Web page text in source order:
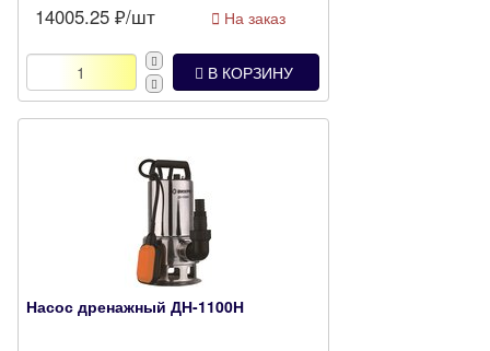
14005.25 ₽/шт На заказ
В КОРЗИНУ
Насос дренажный ДН-1100Н